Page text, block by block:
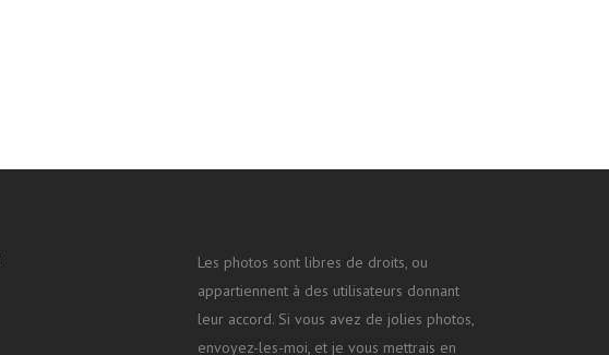
Les photos sont libres de droits, ou
appartiennent à des utilisateurs donnant
leur accord. Si vous avez de jolies photos,
envoyez-les-moi, et je vous mettrais en